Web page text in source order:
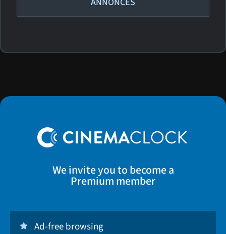
We invite you to become a
Premium member
Ad-free browsing